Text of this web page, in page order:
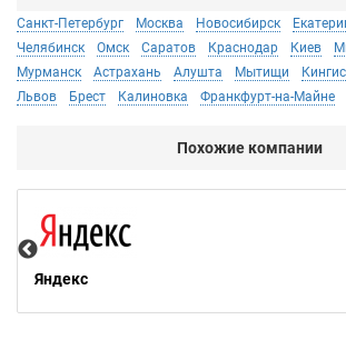
Санкт-Петербург Москва Новосибирск
Челябинск
Омск Саратов Краснодар Киев
Мурманск
Астрахань Алушта Мытищи
Львов
Брест Калиновка Франкфурт-на-Майне
Похожие компании
Яндекс